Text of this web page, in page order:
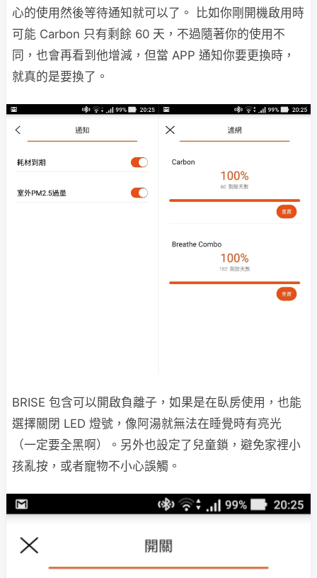
心的使用然後等待通知就可以了。 比如你剛開機啟用時
可能 Carbon 只有剩餘 60 天，不過隨著你的使用不
同，也會再看到他增減，但當 APP 通知你要更換時，
就真的是要換了。
BRISE 包含可以開啟負離子，如果是在臥房使用，也能
選擇關閉 LED 燈號，像阿湯就無法在睡覺時有亮光
（一定要全黑啊）。另外也設定了兒童鎖，避免家裡小
孩亂按，或者寵物不小心誤觸。